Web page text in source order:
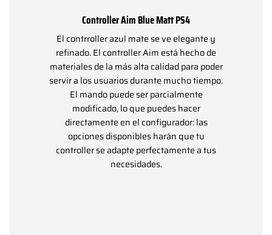
Controller Aim Blue Matt PS4
El contrroller azul mate se ve elegante y
refinado. El controller Aim está hecho de
materiales de la más alta calidad para poder
servir a los usuarios durante mucho tiempo.
El mando puede ser parcialmente
modificado, lo que puedes hacer
directamente en el configurador: las
opciones disponibles harán que tu
controller se adapte perfectamente a tus
necesidades.